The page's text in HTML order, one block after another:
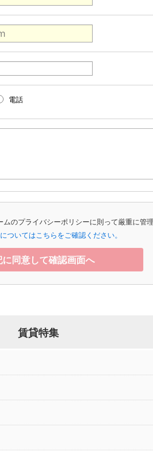
電話
のプライバシーポリシーに則って厳重に管理
ついてはこちらをご確認ください。
に同意して確認画面へ
賃貸特集